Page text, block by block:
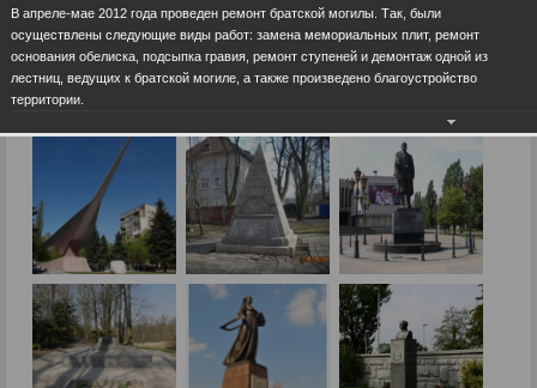
В апреле-мае 2012 года проведен ремонт братской могилы. Так, были
осуществлены следующие виды работ: замена мемориальных плит, ремонт
основания обелиска, подсыпка гравия, ремонт ступеней и демонтаж одной из
лестниц, ведущих к братской могиле, а также произведено благоустройство
территории.